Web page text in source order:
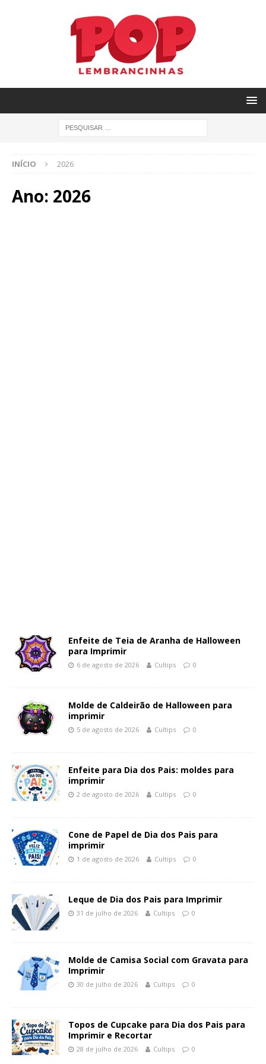
INÍCIO 2026
Ano: 2026
Enfeite de Teia de Aranha de Halloween
para Imprimir
6 de agosto de 2026 Cultips 0
Molde de Caldeirão de Halloween para
imprimir
5 de agosto de 2026 Cultips 0
Enfeite para Dia dos Pais: moldes para
imprimir
2 de agosto de 2026 Cultips 0
Cone de Papel de Dia dos Pais para
imprimir
1 de agosto de 2026 Cultips 0
Leque de Dia dos Pais para Imprimir
31 de julho de 2026 Cultips 0
Molde de Camisa Social com Gravata para
Imprimir
30 de julho de 2026 Cultips 0
Topos de Cupcake para Dia dos Pais para
Imprimir e Recortar
28 de julho de 2026 Cultips 0